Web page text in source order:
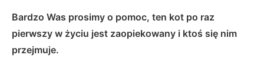
Bardzo Was prosimy o pomoc, ten kot po raz
pierwszy w życiu jest zaopiekowany i ktoś się nim
przejmuje.